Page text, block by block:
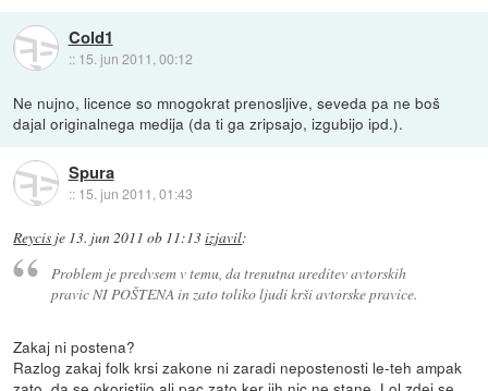
Cold1
:: 15. jun 2011, 00:12
Ne nujno, licence so mnogokrat prenosljive, seveda pa ne boš
dajal originalnega medija (da ti ga zripsajo, izgubijo ipd.).
Spura
:: 15. jun 2011, 01:43
Reycis je 13. jun 2011 ob 11:13izjavil:
Problem je predvsem v temu, da trenutna ureditev avtorskih
pravic NI POŠTENA in zato toliko ljudi krši avtorske pravice.
Zakaj ni postena?
Razlog zakaj folk krsi zakone ni zaradi nepostenosti le-teh ampak